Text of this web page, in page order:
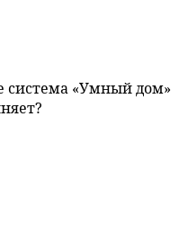
система «Умный дом»